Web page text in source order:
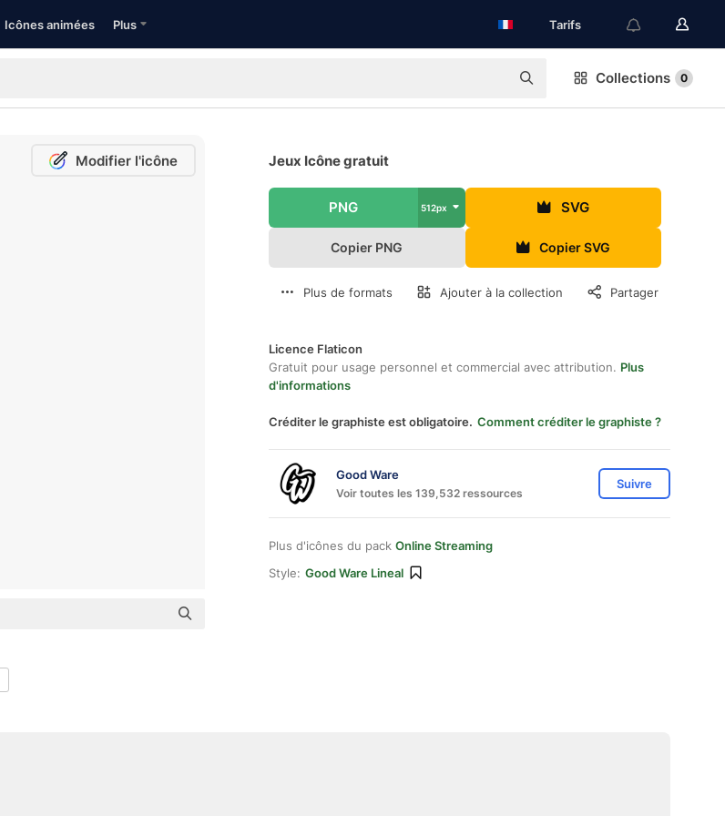
Icônes animées Plus Tarifs
Collections 0
Modifier l'icône Jeux Icône gratuit
PNG 512px SVG
Copier PNG Copier SVG
Plus de formats Ajouter à la collection Partager
Licence Flaticon
Gratuit pour usage personnel et commercial avec attribution. Plus
d'informations
Créditer le graphiste est obligatoire. Comment créditer le graphiste ?
Good Ware
Voir toutes les 139,532 ressources
Suivre
Plus d'icônes du pack Online Streaming
Style: Good Ware Lineal